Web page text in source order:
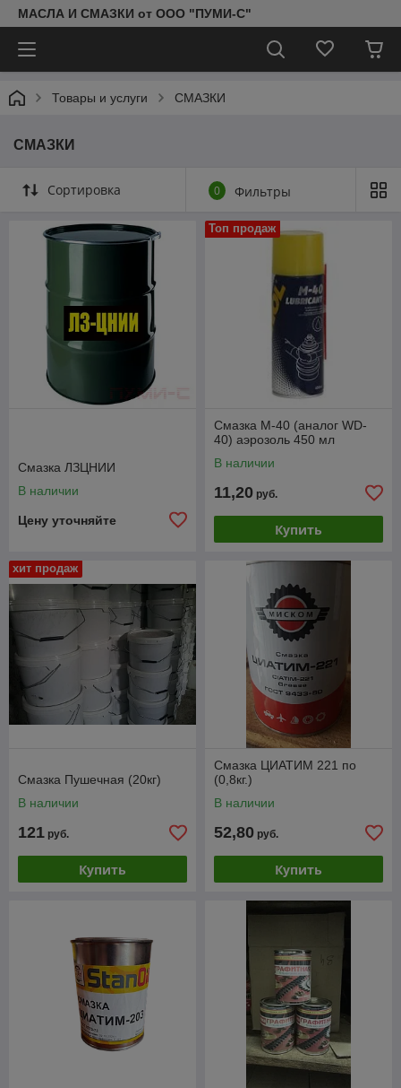
МАСЛА И СМАЗКИ от ООО "ПУМИ-С"
Товары и услуги СМАЗКИ
СМАЗКИ
Сортировка 0 Фильтры
Смазка ЛЗЦНИИ
В наличии
Цену уточняйте
Топ продаж
Смазка M-40 (аналог WD-
40) аэрозоль 450 мл
В наличии
11,20 руб.
Купить
хит продаж
Смазка Пушечная (20кг)
В наличии
121 руб.
Купить
Смазка ЦИАТИМ 221 по
(0,8кг.)
В наличии
52,80 руб.
Купить